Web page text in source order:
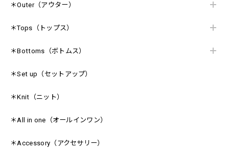
＊Outer（アウター）
＊Tops（トップス）
＊Bottoms（ボトムス）
＊Set up（セットアップ）
＊Knit（ニット）
＊All in one（オールインワン）
＊Accessory（アクセサリー）